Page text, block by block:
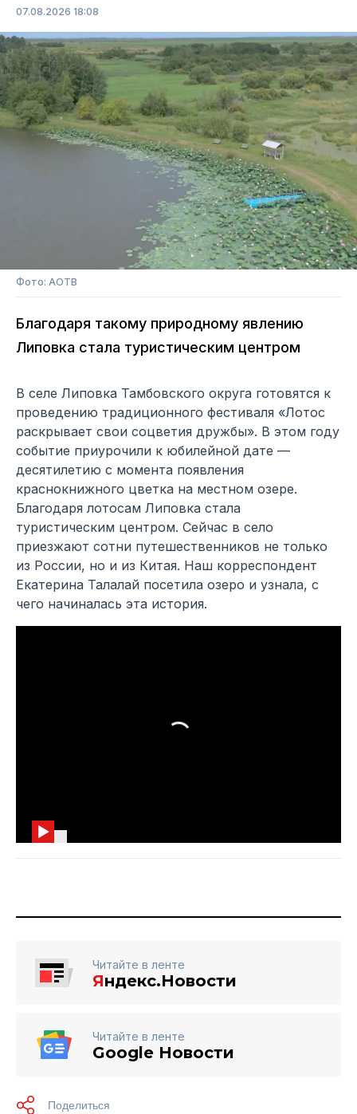
07.08.2026 18:08
Фото: АОТВ
Благодаря такому природному явлению
Липовка стала туристическим центром
В селе Липовка Тамбовского округа готовятся к
проведению традиционного фестиваля «Лотос
раскрывает свои соцветия дружбы». В этом году
событие приурочили к юбилейной дате —
десятилетию с момента появления
краснокнижного цветка на местном озере.
Благодаря лотосам Липовка стала
туристическим центром. Сейчас в село
приезжают сотни путешественников не только
из России, но и из Китая. Наш корреспондент
Екатерина Талалай посетила озеро и узнала, с
чего начиналась эта история.
Читайте в ленте
Яндекс.Новости
Читайте в ленте
Google Новости